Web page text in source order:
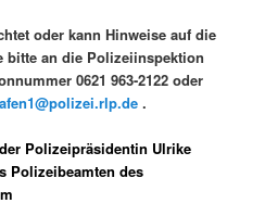
oder kann Hinweise auf die
bitte an die Polizeiinspektion
0621 963-2122 oder
.
Polizeipräsidentin Ulrike
Polizeibeamten des